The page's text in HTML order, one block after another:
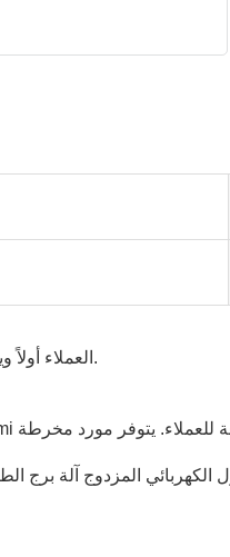
يضع JSTOMI العملاء أولاً ويسعى جاهدة لتوفير خدمات الجودة ومراعاة العملاء.